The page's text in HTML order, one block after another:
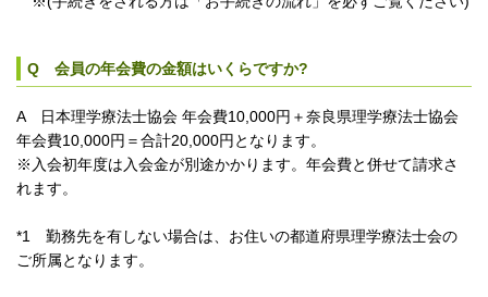
Q 会員の年会費の金額はいくらですか?
A 日本理学療法士協会 年会費10,000円＋奈良県理学療法士協会
年会費10,000円＝合計20,000円となります。
※入会初年度は入会金が別途かかります。年会費と併せて請求さ
れます。
*1 勤務先を有しない場合は、お住いの都道府県理学療法士会の
ご所属となります。